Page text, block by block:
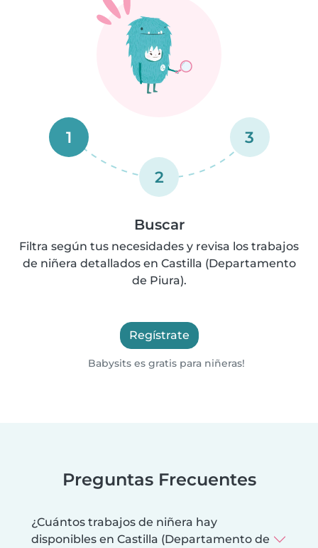
1
2
3
Buscar
Filtra según tus necesidades y revisa los trabajos
de niñera detallados en Castilla (Departamento
de Piura).
Regístrate
Babysits es gratis para niñeras!
Preguntas Frecuentes
¿Cuántos trabajos de niñera hay
disponibles en Castilla (Departamento de